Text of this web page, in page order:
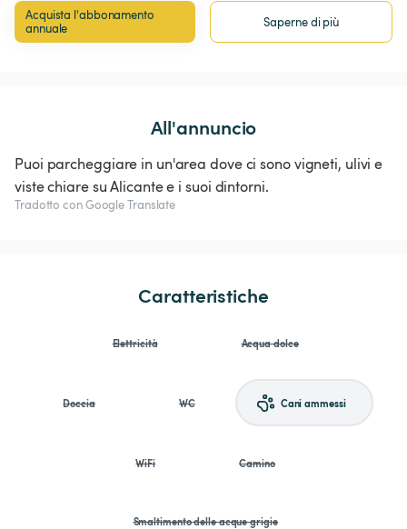
Acquista l'abbonamento
annuale
Saperne di più
All'annuncio
Puoi parcheggiare in un'area dove ci sono vigneti, ulivi e
viste chiare su Alicante e i suoi dintorni.
Tradotto con Google Translate
Caratteristiche
Elettricità Acqua dolce
Doccia WC Cani ammessi
WiFi Camino
Smaltimento delle acque grigie